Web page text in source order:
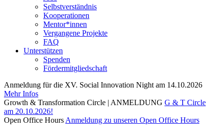
Selbstverständnis
Kooperationen
Mentor*innen
Vergangene Projekte
FAQ
Unterstützen
Spenden
Fördermitgliedschaft
Anmeldung für die XV. Social Innovation Night am 14.10.2026
Mehr Infos
Growth & Transformation Circle | ANMELDUNG G & T Circle
am 20.10.2026!
Open Office Hours Anmeldung zu unseren Open Office Hours